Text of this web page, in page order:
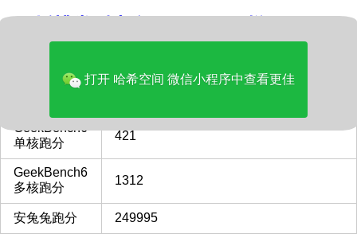
cpu插槽类型大全
GeekBench6
单核跑分
421
GeekBench6
多核跑分
1312
安兔兔跑分 249995
打开 哈希空间 微信小程序中查看更佳